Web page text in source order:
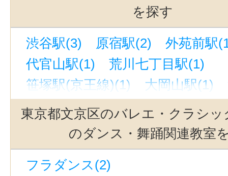
を探す
渋谷駅(3) 原宿駅(2)
外苑前駅
代官山駅(1)
荒川七丁目駅(1)
笹塚駅(京王線)(1)
大岡山駅(1)
青山一丁目駅(1)
方南町駅(1)
中板橋駅(1)
銀座駅(1)
水道橋
ひばりヶ丘駅(東京)(1)
田無駅
自由が丘駅(東京)(1)
東京都文京区のバレエ・クラシ
のダンス・舞踊関連教室
フラダンス(2)